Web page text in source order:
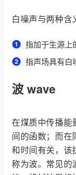
白噪声与两种含
指加于生源上
指声场具有白
波 wave
在煤质中传播能
间的函数；而在
和时间有关，该
称为波。常见的